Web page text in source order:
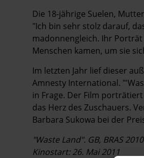
Die 18-jährige Suelen,
"Ich bin sehr stolz darauf,
madonnengleich. Ihr
Menschen kamen, um sie
Im letzten Jahr lief dieser
Amnesty International.
in Frage. Der Film
das Herz des Zuschauers.
Barbara Sukowa bei der
"Waste Land". GB, BRAS
Kinostart: 26. Mai 2011